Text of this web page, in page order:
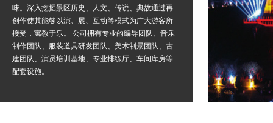
味。深入挖掘景区历史、人文、传说、典故通过再
创作使其能够以演、展、互动等模式为广大游客所
接受，寓教于乐。 公司拥有专业的编导团队、音乐
制作团队、服装道具研发团队、美术制景团队、古
建团队、演员培训基地、专业排练厅、车间库房等
配套设施。